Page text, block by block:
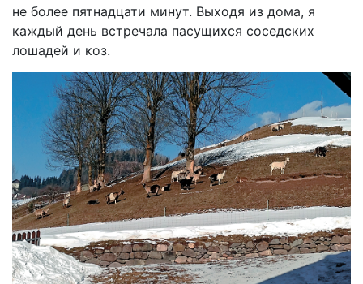
не более пятнадцати минут. Выходя из дома, я
каждый день встречала пасущихся соседских
лошадей и коз.